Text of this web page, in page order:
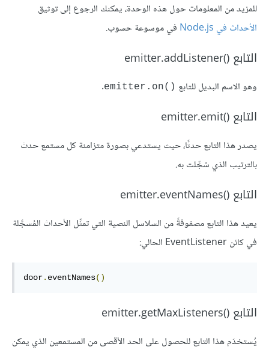
للمزيد من المعلومات حول هذه الوحدة، يمكنك الرجوع إلى توثيق
الأحداث في Node.js
في موسوعة حسوب.
التابع emitter.addListener()‎
وهو الاسم البديل للتابع emitter.on()‎
.
التابع emitter.emit()‎
يصدر هذا التابع حدثًا، حيث يستدعي بصورة متزامنة كل مستمع حدث
بالترتيب الذي سُجِّلت به.
التابع emitter.eventNames()‎
يعيد هذا التابع مصفوفةً من السلاسل النصية التي تمثِّل الأحداث المُسجَّلة
في كائن EventListener الحالي:
door. eventNames()
التابع emitter.getMaxListeners()‎
يُستخدَم هذا التابع للحصول على الحد الأقصى من المستمعين الذي يمكن